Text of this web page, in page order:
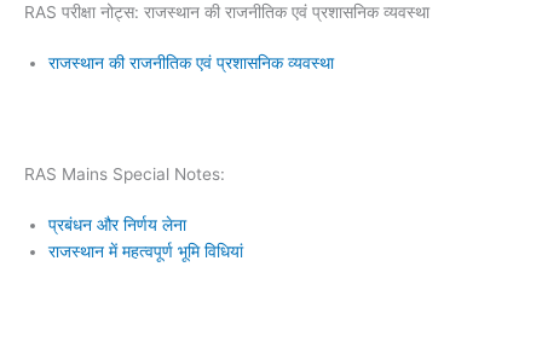
RAS परीक्षा नोट्स: राजस्थान की राजनीतिक एवं प्रशासनिक व्यवस्था
राजस्थान की राजनीतिक एवं प्रशासनिक व्यवस्था
RAS Mains Special Notes:
प्रबंधन और निर्णय लेना
राजस्थान में महत्वपूर्ण भूमि विधियां